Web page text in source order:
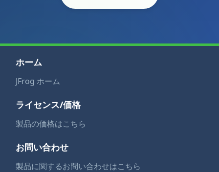
ホーム
JFrog ホーム
ライセンス/価格
製品の価格はこちら
お問い合わせ
製品に関するお問い合わせはこちら